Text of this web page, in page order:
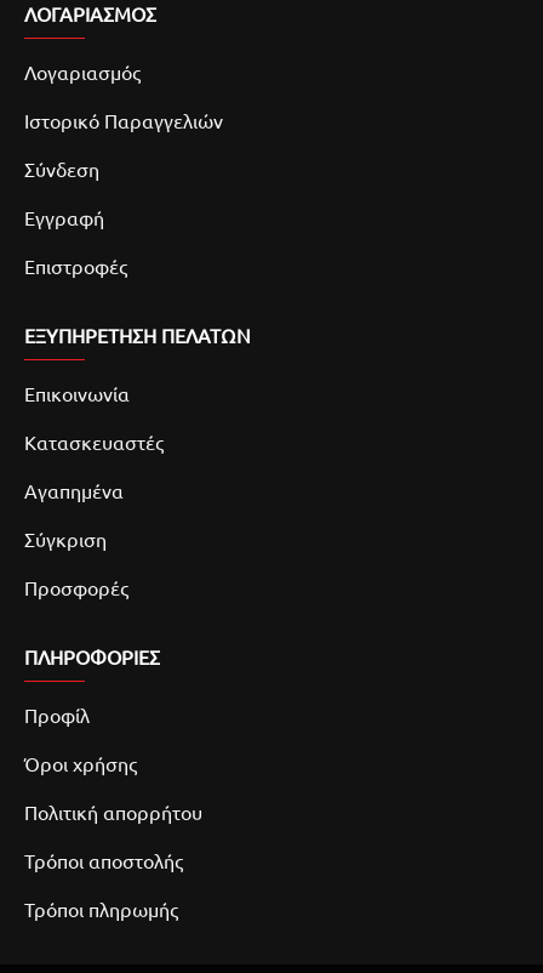
ΛΟΓΑΡΙΑΣΜΌΣ
Λογαριασμός
Ιστορικό Παραγγελιών
Σύνδεση
Εγγραφή
Επιστροφές
ΕΞΥΠΗΡΕΤΗΣΗ ΠΕΛΑΤΩΝ
Επικοινωνία
Κατασκευαστές
Αγαπημένα
Σύγκριση
Προσφορές
ΠΛΗΡΟΦΟΡΙΕΣ
Προφίλ
Όροι χρήσης
Πολιτική απορρήτου
Τρόποι αποστολής
Τρόποι πληρωμής